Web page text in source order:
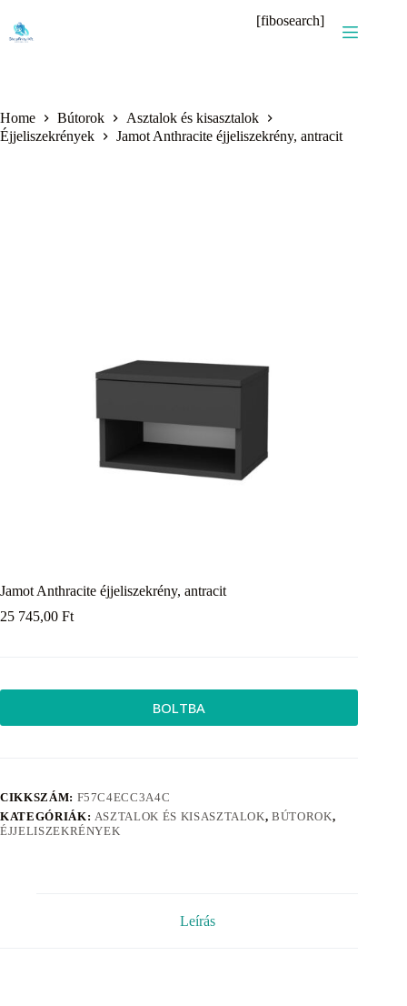
content
[fibosearch]
Home Bútorok
Asztalok és kisasztalok
Éjjeliszekrények
Jamot Anthracite éjjeliszekrény, antracit
Jamot Anthracite éjjeliszekrény, antracit
25 745,00 Ft
BOLTBA
CIKKSZÁM: F57C4ECC3A4C
KATEGÓRIÁK: ASZTALOK ÉS KISASZTALOK,BÚTOROK,
ÉJJELISZEKRÉNYEK
Leírás